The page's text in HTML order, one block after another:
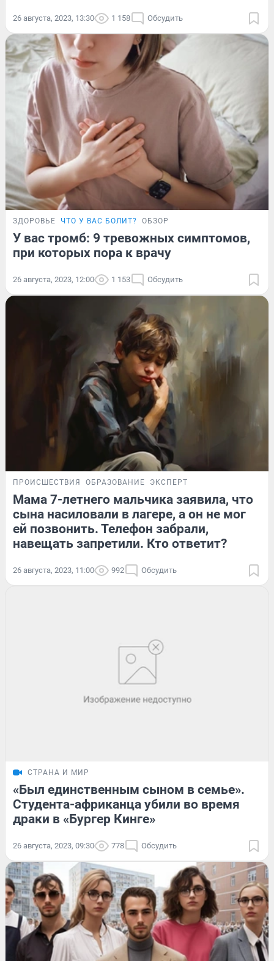
26 августа, 2023, 13:30 1 158 Обсудить
ЗДОРОВЬЕ ЧТО У ВАС БОЛИТ? ОБЗОР
У вас тромб: 9 тревожных симптомов,
при которых пора к врачу
26 августа, 2023, 12:00 1 153 Обсудить
ПРОИСШЕСТВИЯ ОБРАЗОВАНИЕ ЭКСПЕРТ
Мама 7-летнего мальчика заявила, что
сына насиловали в лагере, а он не мог
ей позвонить. Телефон забрали,
навещать запретили. Кто ответит?
26 августа, 2023, 11:00 992 Обсудить
СТРАНА И МИР
«Был единственным сыном в семье».
Студента-африканца убили во время
драки в «Бургер Кинге»
26 августа, 2023, 09:30 778 Обсудить